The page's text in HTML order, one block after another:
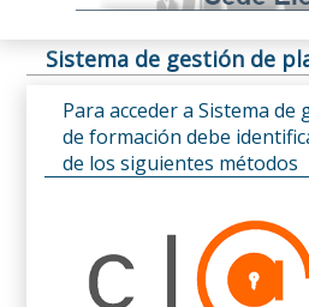
Sistema de gestión de
Para acceder a Sistema de
de formación debe
de los siguientes métodos